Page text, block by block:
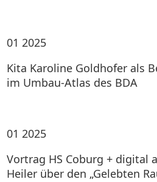
01 2025
Kita Karoline Goldhofer als
im Umbau-Atlas des BDA
01 2025
Vortrag HS Coburg + digital
Heiler über den „Gelebten